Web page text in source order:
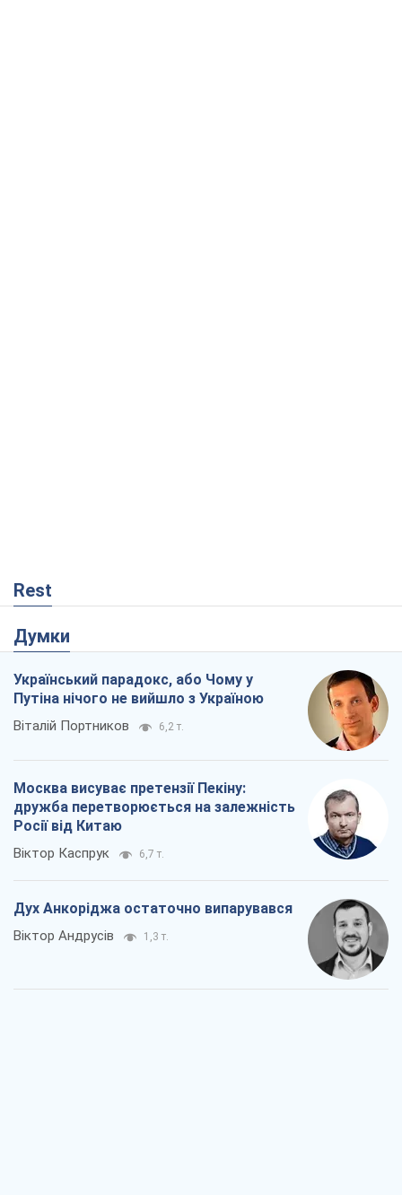
Rest
Думки
Український парадокс, або Чому у
Путіна нічого не вийшло з Україною
Віталій Портников 6,2 т.
Москва висуває претензії Пекіну:
дружба перетворюється на залежність
Росії від Китаю
Віктор Каспрук 6,7 т.
Дух Анкоріджа остаточно випарувався
Віктор Андрусів 1,3 т.